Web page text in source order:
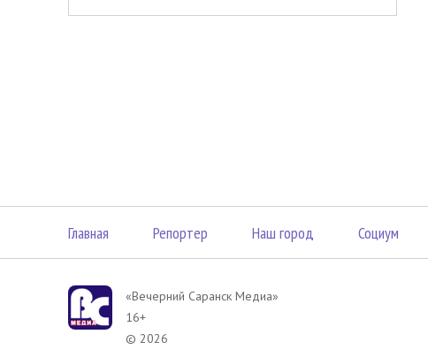
Главная Репортер Наш город Социум
«Вечерний Саранск Mедиа»
16+
© 2026